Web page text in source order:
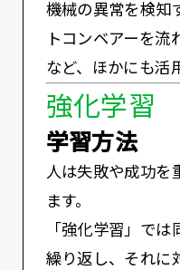
機械の異常を検知
トコンベアーを
など、ほかにも活
強化学習
学習方法
人は失敗や成功を
ます。
「強化学習」で
繰り返し、それに